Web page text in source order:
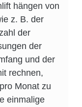
hängen von
z. B. der
der
der
und der
rechnen,
Monat zu
einmalige